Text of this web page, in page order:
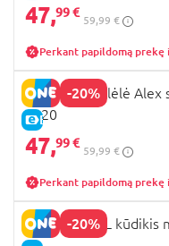
47,99 €
59,99 €
Perkant papildomą
-20%
E-KAINA
NINS D'ONIL lėlė
4020
47,99 €
59,99 €
Perkant papildomą
-20%
NINES D'ONIL kūdikis